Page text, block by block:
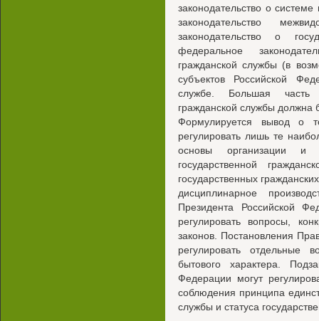
законодательство о
законодательство
законодательство о
федеральное
гражданской службы (в
субъектов Российской
службе. Большая часть
гражданской службы должна
Формулируется вывод о
регулировать лишь те
основы организации и
государственной
государственных
дисциплинарное
Президента Российской
регулировать вопросы,
законов. Постановления
регулировать отдельные
бытового характера.
Федерации могут
соблюдения принципа
службы и статуса